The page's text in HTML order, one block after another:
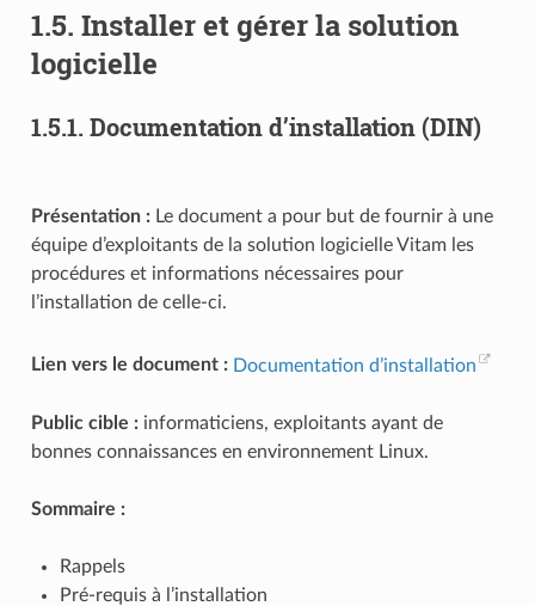
1.5. Installer et gérer la solution
logicielle
1.5.1. Documentation d’installation (DIN)
Présentation :Le document a pour but de fournir à une
équipe d’exploitants de la solution logicielle Vitam les
procédures et informations nécessaires pour
l’installation de celle-ci.
Lien vers le document : Documentation d’installation
Public cible :informaticiens, exploitants ayant de
bonnes connaissances en environnement Linux.
Sommaire :
Rappels
Pré-requis à l’installation